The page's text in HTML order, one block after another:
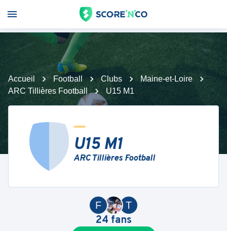
Accueil Football Clubs
Maine-et-Loire
ARC Tillières Football
U15 M1
U15 M1
ARC Tillières Football
T
F
24 fans